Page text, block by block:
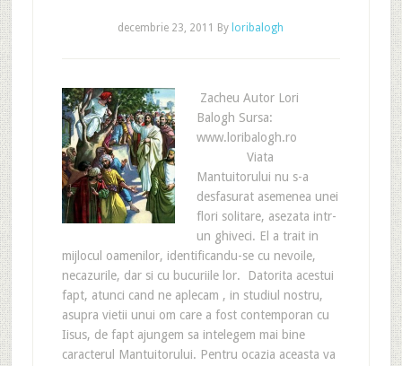
decembrie 23, 2011 By loribalogh
Zacheu Autor Lori
Balogh Sursa:
www.loribalogh.ro
Viata
Mantuitorului nu s-a
desfasurat asemenea unei
flori solitare, asezata intr-
un ghiveci. El a trait in
mijlocul oamenilor, identificandu-se cu nevoile,
necazurile, dar si cu bucuriile lor. Datorita acestui
fapt, atunci cand ne aplecam , in studiul nostru,
asupra vietii unui om care a fost contemporan cu
Iisus, de fapt ajungem sa intelegem mai bine
caracterul Mantuitorului. Pentru ocazia aceasta va